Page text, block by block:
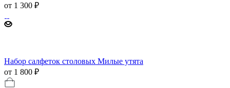
от 1 300 ₽
Набор салфеток столовых Милые утята
от 1 800 ₽